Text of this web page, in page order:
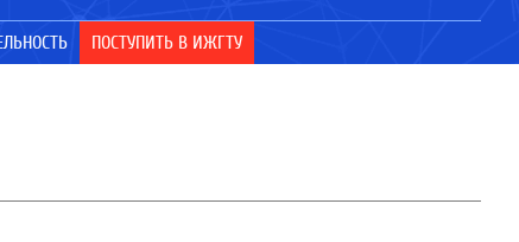
ПОСТУПИТЬ В ИЖГТУ